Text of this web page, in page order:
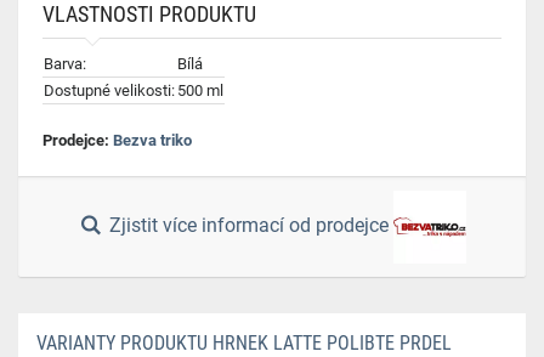
VLASTNOSTI PRODUKTU
Barva:
Bílá
Dostupné velikosti: 500 ml
Prodejce: Bezva triko
Zjistit více informací od prodejce
VARIANTY PRODUKTU HRNEK LATTE POLIBTE PRDEL